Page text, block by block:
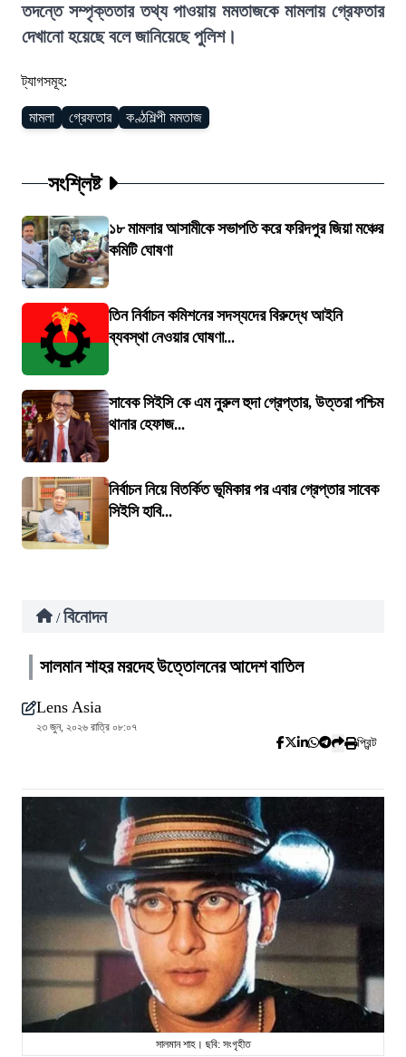
তদন্তে সম্পৃক্ততার তথ্য পাওয়ায় মমতাজকে মামলায় গ্রেফতার
দেখানো হয়েছে বলে জানিয়েছে পুলিশ।
ট্যাগসমূহ:
মামলা গ্রেফতার কণ্ঠশিল্পী মমতাজ
সংশ্লিষ্ট
১৮ মামলার আসামীকে সভাপতি করে ফরিদপুর জিয়া মঞ্চের
কমিটি ঘোষণা
তিন নির্বাচন কমিশনের সদস্যদের বিরুদ্ধে আইনি
ব্যবস্থা নেওয়ার ঘোষণা...
সাবেক সিইসি কে এম নুরুল হুদা গ্রেপ্তার, উত্তরা পশ্চিম
থানার হেফাজ...
নির্বাচন নিয়ে বিতর্কিত ভূমিকার পর এবার গ্রেপ্তার সাবেক
সিইসি হাবি...
/ বিনোদন
সালমান শাহর মরদেহ উত্তোলনের আদেশ বাতিল
Lens Asia
২৩ জুন, ২০২৬ রাত্রি ০৮:০৭
প্রিন্ট
সালমান শাহ। ছবি: সংগৃহীত